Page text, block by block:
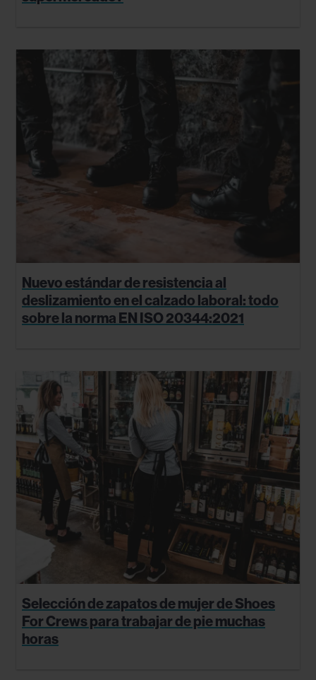
Nuevo estándar de resistencia al
deslizamiento en el calzado laboral: todo
sobre la norma EN ISO 20344:2021
Selección de zapatos de mujer de Shoes
For Crews para trabajar de pie muchas
horas